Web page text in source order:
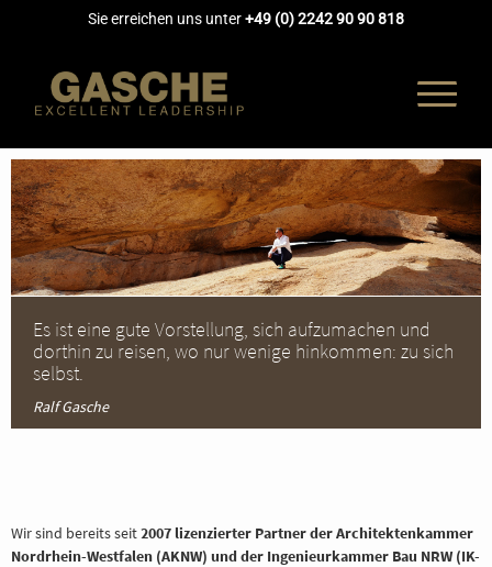
Sie erreichen uns unter+49 (0) 2242 90 90 818
Es ist eine gute Vorstellung, sich aufzumachen und
dorthin zu reisen, wo nur wenige hinkommen: zu sich
selbst.
Ralf Gasche
Wir sind bereits seit2007 lizenzierter Partner der Architektenkammer
Nordrhein-Westfalen (AKNW) und der Ingenieurkammer Bau NRW (IK-